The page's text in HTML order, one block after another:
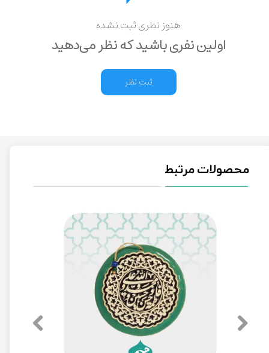
هنوز نظری ثبت نشده
اولین نفری باشید که نظر می‌دهید
ثبت نظر
محصولات مرتبط